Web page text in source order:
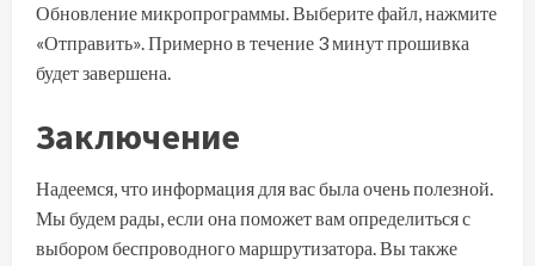
Обновление микропрограммы. Выберите файл, нажмите
«Отправить». Примерно в течение 3 минут прошивка
будет завершена.
Заключение
Надеемся, что информация для вас была очень полезной.
Мы будем рады, если она поможет вам определиться с
выбором беспроводного маршрутизатора. Вы также